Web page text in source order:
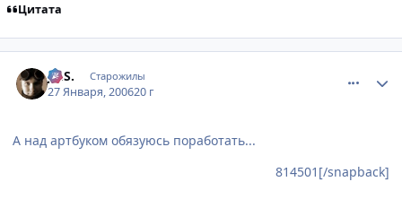
Цитата
Jo.S. Старожилы
27 Января, 200620 г
А над артбуком обязуюсь поработать...
814501[/snapback]